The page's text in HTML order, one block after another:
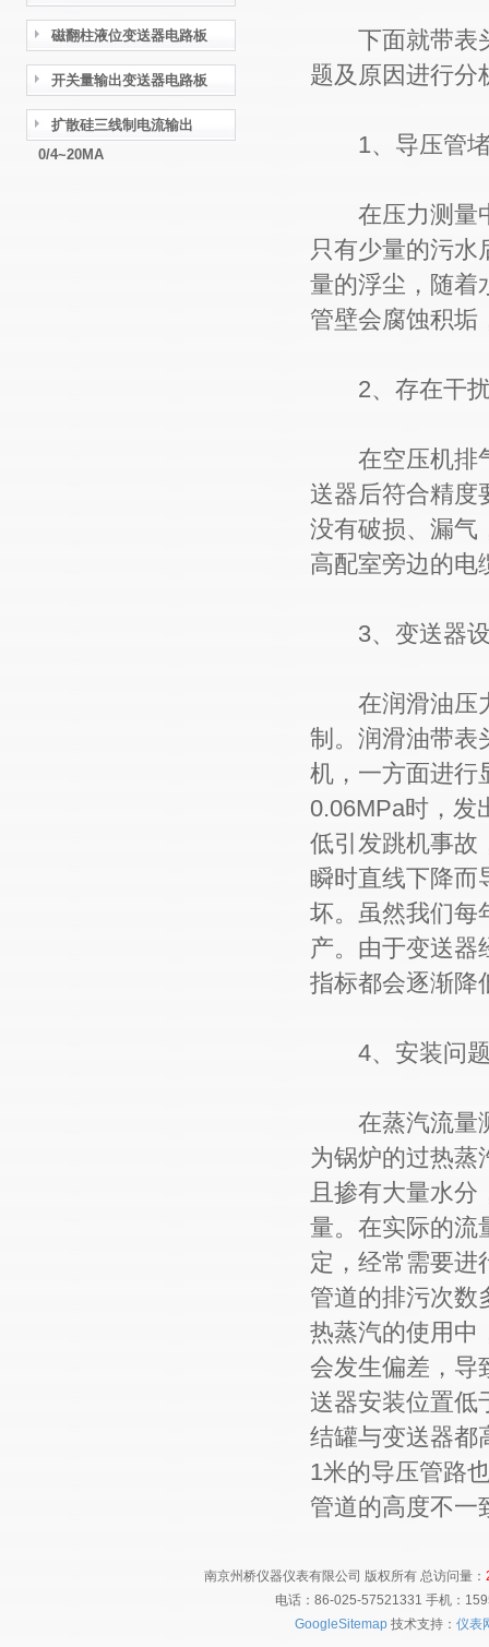
磁翻柱液位变送器电路板
开关量输出变送器电路板
扩散硅三线制电流输出
0/4~20MA
下面就带表头
题及原因进行分
1、导压管堵
在压力测量中
只有少量的污水
量的浮尘，随着
管壁会腐蚀积垢
2、存在干扰
在空压机排气
送器后符合精度
没有破损、漏气
高配室旁边的电
3、变送器设
在润滑油压力
制。润滑油带表
机，一方面进行
0.06MPa时，发
低引发跳机事故
瞬时直线下降而
坏。虽然我们每
产。由于变送器
指标都会逐渐降
4、安装问
在蒸汽流量测
为锅炉的过热蒸
且掺有大量水
量。在实际的流
定，经常需要进
管道的排污次数
热蒸汽的使用中
会发生偏差，导
送器安装位置低
结罐与变送器都
1米的导压管路
管道的高度不一
南京州桥仪器仪表有限公司 版权所有 总访问量：
电话：86-025-57521331 手机：
GoogleSitemap 技术支持： 仪表